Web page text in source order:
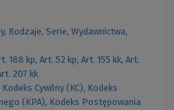
, Rodzaje, Serie, Wydawnictwa,
188 kp, Art. 52 kp, Art. 155 kk, Art.
207 kk
Kodeks Cywilny (KC), Kodeks
(KPA), Kodeks Postępowania